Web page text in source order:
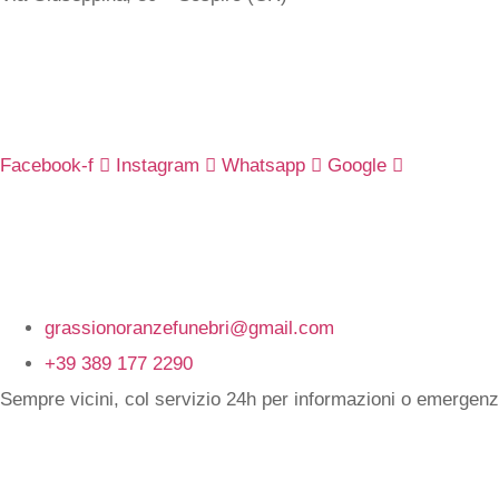
Facebook-f Instagram Whatsapp Google
grassionoranzefunebri@gmail.com
+39 389 177 2290
Sempre vicini, col servizio 24h per informazioni o